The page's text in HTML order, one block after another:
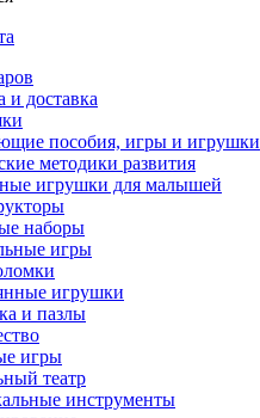
и доставка
пособия, игры и игрушки
методики развития
игрушки для малышей
наборы
игры
игрушки
и пазлы
игры
театр
инструменты